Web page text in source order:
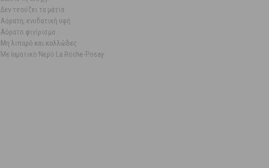
Δεν τσούζει τα μάτια
Αόρατη, ενυδατική υφή
Αόρατο φινίρισμα
Μη λιπαρό και κολλώδες
Με Ιαματικό Νερό La Roche-Posay